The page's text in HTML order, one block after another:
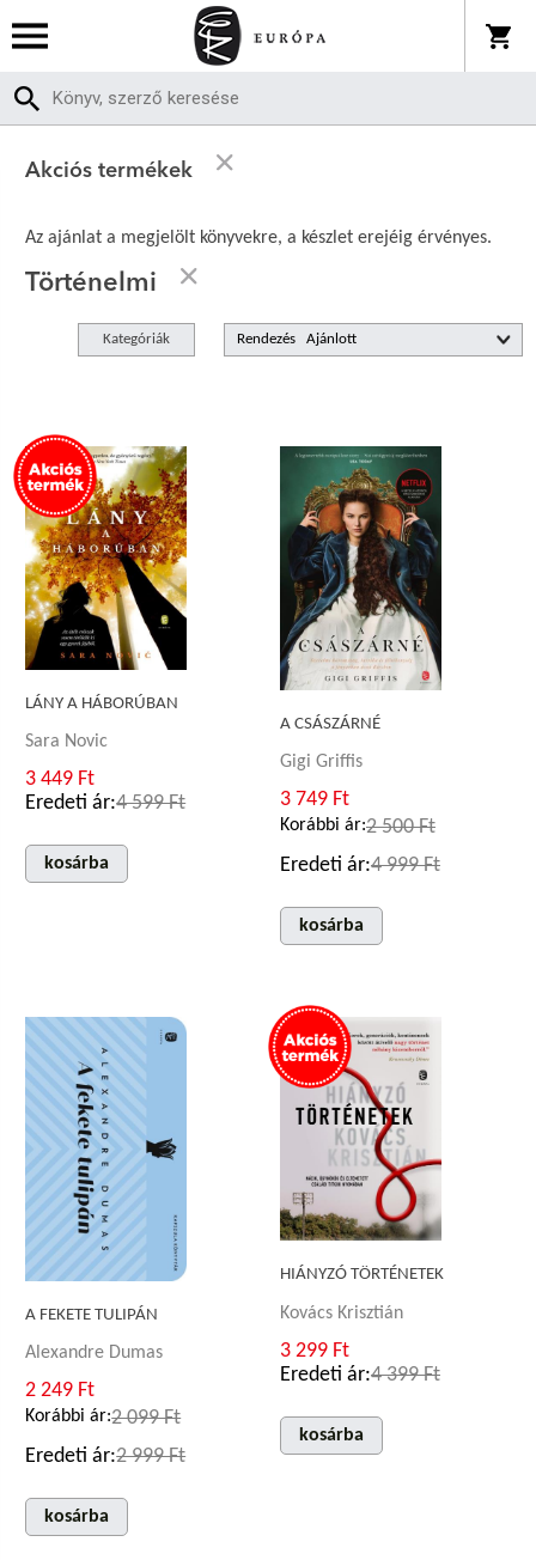
Akciós termékek
Az ajánlat a megjelölt könyvekre, a készlet erejéig érvényes.
Történelmi
Kategóriák Rendezés
LÁNY A HÁBORÚBAN
Sara Novic
3 449 Ft
Eredeti ár:4 599 Ft
kosárba
A CSÁSZÁRNÉ
Gigi Griffis
3 749 Ft
Korábbi ár:2 500 Ft
Eredeti ár:4 999 Ft
kosárba
A FEKETE TULIPÁN
Alexandre Dumas
2 249 Ft
Korábbi ár:2 099 Ft
Eredeti ár:2 999 Ft
kosárba
HIÁNYZÓ TÖRTÉNETEK
Kovács Krisztián
3 299 Ft
Eredeti ár:4 399 Ft
kosárba